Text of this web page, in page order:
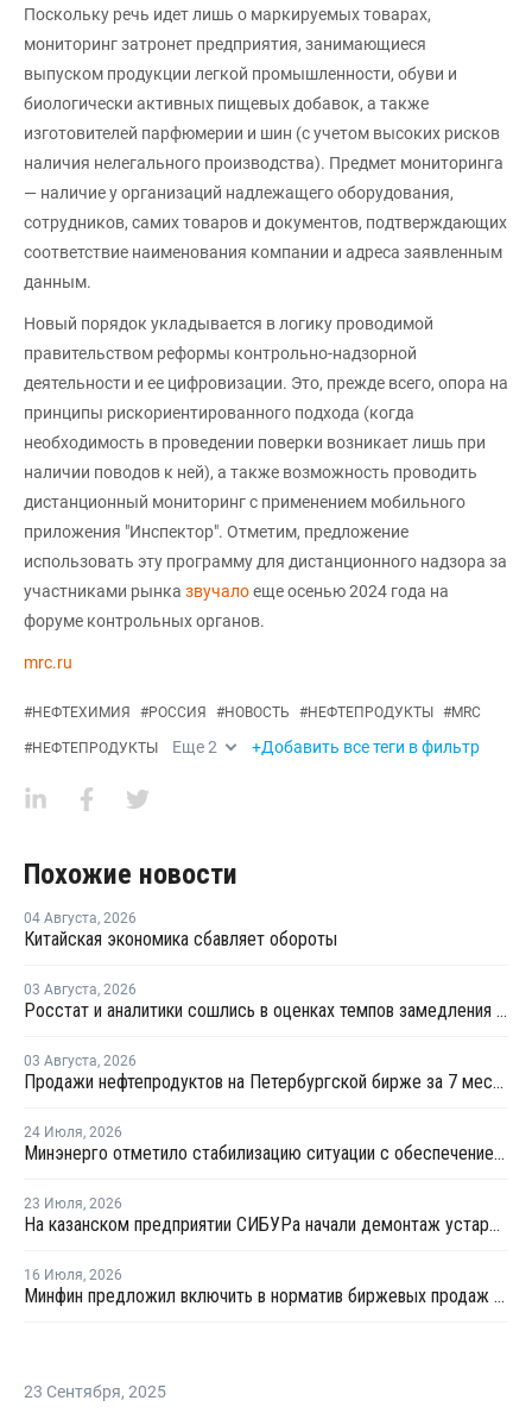
Поскольку речь идет лишь о маркируемых товарах,
мониторинг затронет предприятия, занимающиеся
выпуском продукции легкой промышленности, обуви и
биологически активных пищевых добавок, а также
изготовителей парфюмерии и шин (с учетом высоких рисков
наличия нелегального производства). Предмет мониторинга
— наличие у организаций надлежащего оборудования,
сотрудников, самих товаров и документов, подтверждающих
соответствие наименования компании и адреса заявленным
данным.
Новый порядок укладывается в логику проводимой
правительством реформы контрольно-надзорной
деятельности и ее цифровизации. Это, прежде всего, опора на
принципы рискориентированного подхода (когда
необходимость в проведении поверки возникает лишь при
наличии поводов к ней), а также возможность проводить
дистанционный мониторинг с применением мобильного
приложения "Инспектор". Отметим, предложение
использовать эту программу для дистанционного надзора за
участниками рынка звучалоеще осенью 2024 года на
форуме контрольных органов.
mrc.ru
#НЕФТЕХИМИЯ #РОССИЯ #НОВОСТЬ #НЕФТЕПРОДУКТЫ #MRC
#НЕФТЕПРОДУКТЫ Еще2 +Добавить все теги в фильтр
Похожие новости
04 Августа, 2026
Китайская экономика сбавляет обороты
03 Августа, 2026
Росстат и аналитики сошлись в оценках темпов замедления экономики
03 Августа, 2026
Продажи нефтепродуктов на Петербургской бирже за 7 месяцев снизились на 11,2%, в июле – на 35,6%
24 Июля, 2026
Минэнерго отметило стабилизацию ситуации с обеспечением топливом в ряде регионов
23 Июля, 2026
На казанском предприятии СИБУРа начали демонтаж устаревшего производства этилена
16 Июля, 2026
Минфин предложил включить в норматив биржевых продаж топлива реализацию по договорам, устанавливаемым правительством
23 Сентября, 2025